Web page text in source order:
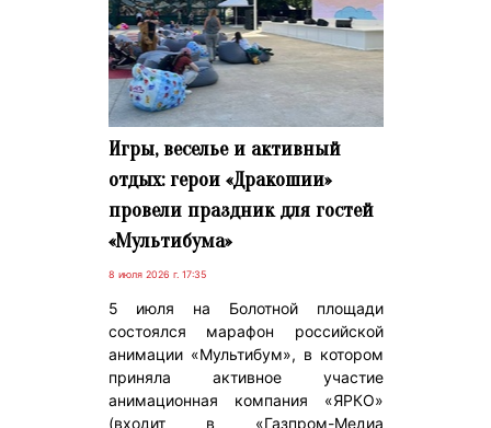
Игры, веселье и активный
отдых: герои «Дракошии»
провели праздник для гостей
«Мультибума»
8 июля 2026 г. 17:35
5 июля на Болотной площади
состоялся марафон российской
анимации «Мультибум», в котором
приняла активное участие
анимационная компания «ЯРКО»
(входит в «Газпром-Медиа